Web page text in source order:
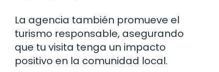
La agencia también promueve el
turismo responsable, asegurando
que tu visita tenga un impacto
positivo en la comunidad local.